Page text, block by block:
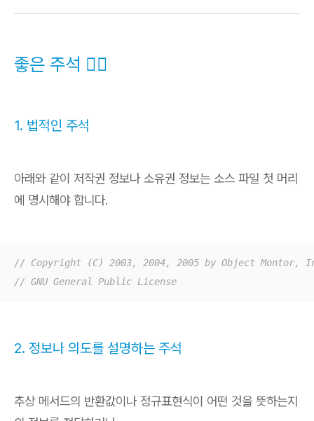
좋은 주석 👍🏻
1. 법적인 주석
아래와 같이 저작권 정보나 소유권 정보는 소스 파일 첫 머리
에 명시해야 합니다.
// Copyright (C) 2003, 2004, 2005 by Object
// GNU General Public License
2. 정보나 의도를 설명하는 주석
추상 메서드의 반환값이나 정규표현식이 어떤 것을 뜻하는지